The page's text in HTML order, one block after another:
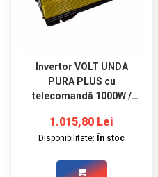
Invertor VOLT UNDA
PURA PLUS cu
telecomandă 1000W /
1.015,80 Lei
Disponibilitate: În stoc